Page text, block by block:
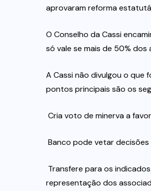
aprovaram reforma
O Conselho da Cassi
só vale se mais de 50%
A Cassi não divulgou o que
pontos principais são os
 Cria voto de minerva a
 Banco pode vetar
 Transfere para os
representação dos